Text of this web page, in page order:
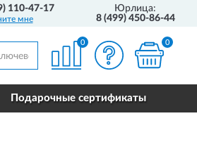
ДОСТАВИМ ПО ВСЕЙ РОССИИ
110-47-17
мне
Юрлица:
8 (499) 450-86-44
0 0
Подарочные сертификаты